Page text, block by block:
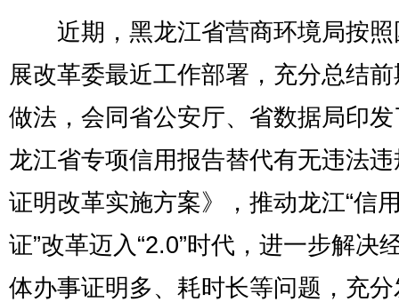
近期，黑龙江省营商环境局按照
展改革委最近工作部署，充分总结
做法，会同省公安厅、省数据局印
龙江省专项信用报告替代有无违法
证明改革实施方案》，推动龙江“信
证”改革迈入“2.0”时代，进一步解决
体办事证明多、耗时长等问题，充